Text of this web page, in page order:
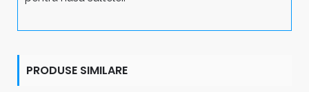
PRODUSE SIMILARE